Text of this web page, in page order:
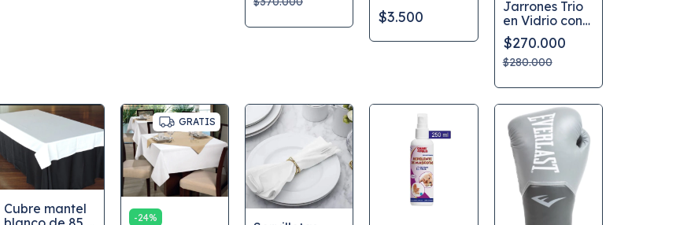
tela de 16 cm
$3.500
Jarrones Trio
en Vidrio con
Diseño Azul
$270.000
$280.000
Cubre mantel
GRATIS
-24%